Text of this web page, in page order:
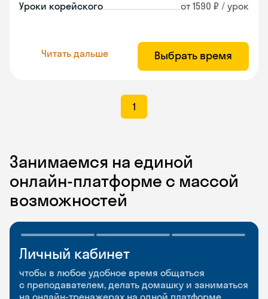
Уроки корейского от 1590 ₽ / урок
Читать дальше Выбрать время
1
Занимаемся на единой
онлайн-платформе с массой
возможностей
Личный кабинет
чтобы в любое удобное время общаться
с преподавателем, делать домашку и заниматься
на онлайн-тренажерах на одной платформе
Мобильное
приложение
чтобы заниматься и изучать новые слова где
Разговорные клубы
и Talks
Групповые занятия для разговорной практики